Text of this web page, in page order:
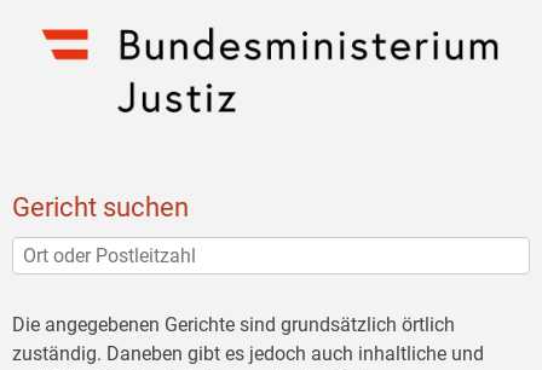
Gericht suchen
Die angegebenen Gerichte sind grundsätzlich örtlich
zuständig. Daneben gibt es jedoch auch inhaltliche und